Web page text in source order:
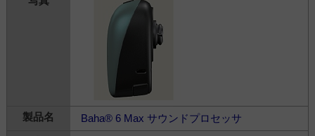
Baha® 6 Max サウンドプロセッサ